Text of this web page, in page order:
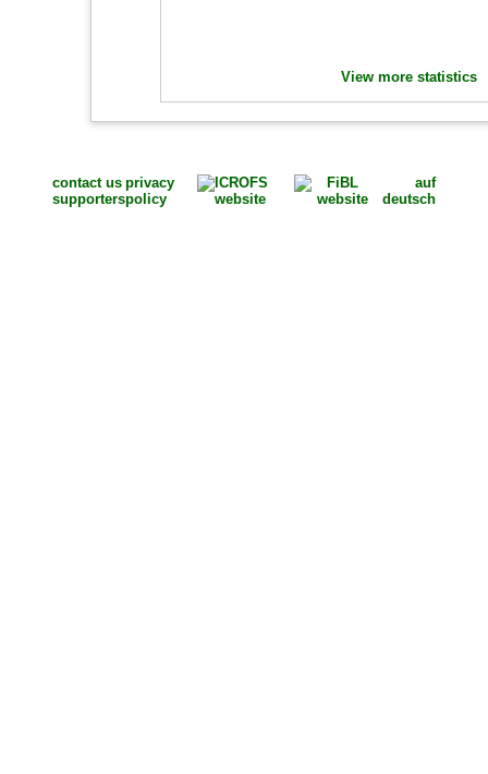
View more statistics
contact us
supporters
privacy
policy
auf
deutsch